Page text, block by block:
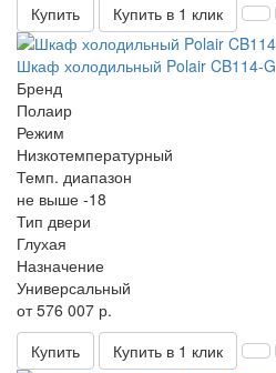
Купить
Купить в 1 клик
Шкаф холодильный Polair CB114-G
Бренд
Полаир
Режим
Низкотемпературный
Темп. диапазон
не выше -18
Тип двери
Глухая
Назначение
Универсальный
от 576 007 р.
Купить
Купить в 1 клик